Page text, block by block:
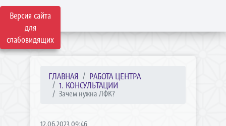
Версия сайта
для
слабовидящих
ГЛАВНАЯ
РАБОТА ЦЕНТРА
1. КОНСУЛЬТАЦИИ
Зачем нужна ЛФК?
12.06.2023 09:46